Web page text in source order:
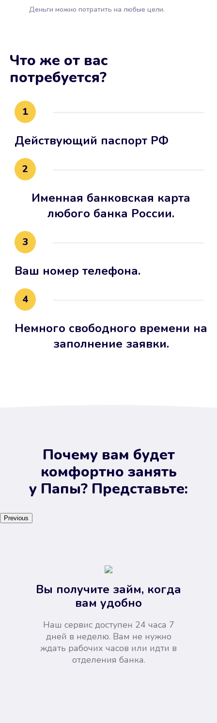
Деньги можно потратить на любые цели.
Что же от вас
потребуется?
1
Действующий паспорт РФ
2
Именная банковская карта
любого банка России.
3
Ваш номер телефона.
4
Немного свободного времени на
заполнение заявки.
Почему вам будет
комфортно занять
у Папы? Представьте:
Previous
Вы получите займ, когда
вам удобно
Наш сервис доступен 24 часа 7
дней в неделю. Вам не нужно
ждать рабочих часов или идти в
отделения банка.